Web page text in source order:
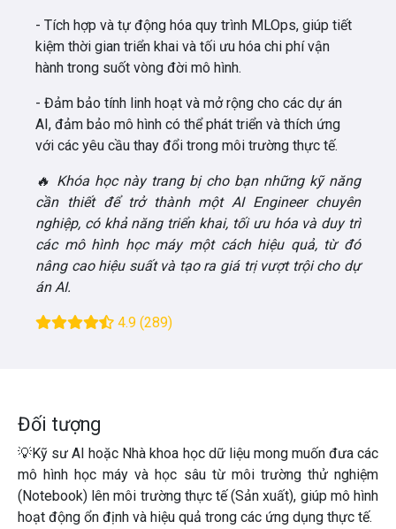
- Tích hợp và tự động hóa quy trình MLOps, giúp tiết
kiệm thời gian triển khai và tối ưu hóa chi phí vận
hành trong suốt vòng đời mô hình.
- Đảm bảo tính linh hoạt và mở rộng cho các dự án
AI, đảm bảo mô hình có thể phát triển và thích ứng
với các yêu cầu thay đổi trong môi trường thực tế.
🔥 Khóa học này trang bị cho bạn những kỹ năng
cần thiết để trở thành một AI Engineer chuyên
nghiệp, có khả năng triển khai, tối ưu hóa và duy trì
các mô hình học máy một cách hiệu quả, từ đó
nâng cao hiệu suất và tạo ra giá trị vượt trội cho dự
án AI.
4.9 (289)
Đối tượng
💡Kỹ sư AI hoặc Nhà khoa học dữ liệumong muốn đưa các
mô hình học máy và học sâu từ môi trường thử nghiệm
(Notebook) lên môi trường thực tế (Sản xuất), giúp mô hình
hoạt động ổn định và hiệu quả trong các ứng dụng thực tế.